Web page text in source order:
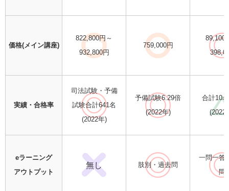
価格(メイン講座)
822,800円～
932,800円
759,000円
89,100
実績・合格率
司法試験・予備
試験合計641名
(2022年)
予備試験6.29倍
(2022年)
合計10
(2022
eラーニング
アウトプット
無し 肢別・過去問
一問一答
問